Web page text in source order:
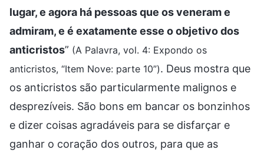
lugar, e agora há pessoas que os veneram e
admiram, e é exatamente esse o objetivo dos
anticristos” (A Palavra, vol. 4: Expondo os
anticristos, “Item Nove: parte 10”). Deus mostra que
os anticristos são particularmente malignos e
desprezíveis. São bons em bancar os bonzinhos
e dizer coisas agradáveis para se disfarçar e
ganhar o coração dos outros, para que as